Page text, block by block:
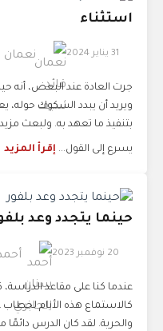
استثناء
31 يناير 2024
جرت العادة عند البعض، أنه
ويريد أن يبدد الشكوك حوله،
بتنفيذ ما تعهد به. ولبعث
يسرع إلى القول... إقرأ
حينما يتجدد وعد
20 نوفمبر 2023
عندما كنا على مقاعد
كالاستماع هذه الأيام
والحرية. لقد كان الدرس دائمًا